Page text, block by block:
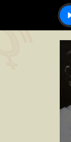
Etta James